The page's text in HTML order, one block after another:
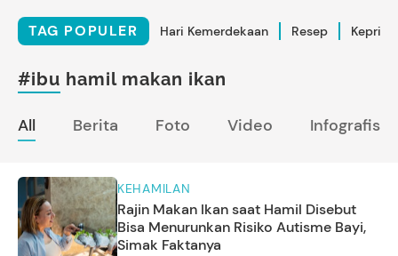
TAG POPULER Hari Kemerdekaan Resep
#ibu hamil makan ikan
All Berita Foto Video Infografis
KEHAMILAN
Rajin Makan Ikan saat Hamil Disebut
Bisa Menurunkan Risiko Autisme Bayi,
Simak Faktanya